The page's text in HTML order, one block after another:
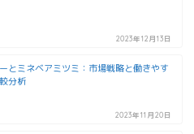
2023年12月13日
とミネベアミツミ：市場戦略と働きやす
分析
2023年11月20日